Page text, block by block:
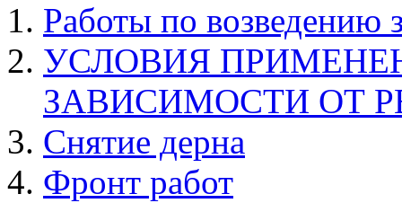
Работы по возведению
УСЛОВИЯ
ЗАВИСИМОСТИ ОТ
Снятие дерна
Фронт работ